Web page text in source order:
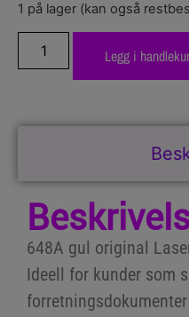
1 på lager (kan også
Legg i
648A gul original
Ideell for kunder som